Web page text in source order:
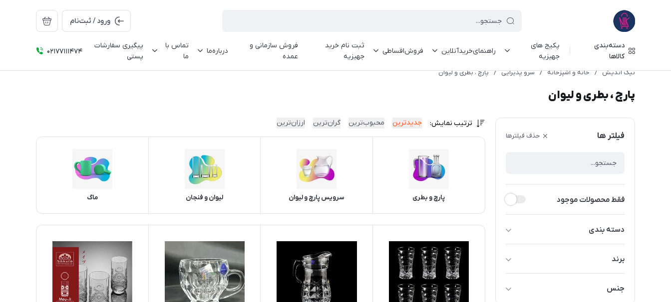
ورود / ثبت‌نام
دسته‌بندی
کالاها
پکیج های
جهیزیه
راهنمای‌خرید‌آنلاین فروش‌اقساطی
ثبت نام خرید
جهیزیه
فروش سازمانی و
عمده
درباره‌ما
تماس با
ما
پیگیری سفارشات
پستی
02177111474
نیک اندیش / خانه و آشپزخانه / سرو پذیرایی / پارچ ، بطری و لیوان
پارچ ، بطری و لیوان
فیلتر ها حذف فیلترها
فقط محصولات موجود
دسته بندی
برند
ساکورا
جنس
ترتیب نمایش: جدیدترین محبوب‌ترین گران‌ترین ارزان‌ترین
پارچ و بطری سرویس پارچ و لیوان لیوان و فنجان ماگ